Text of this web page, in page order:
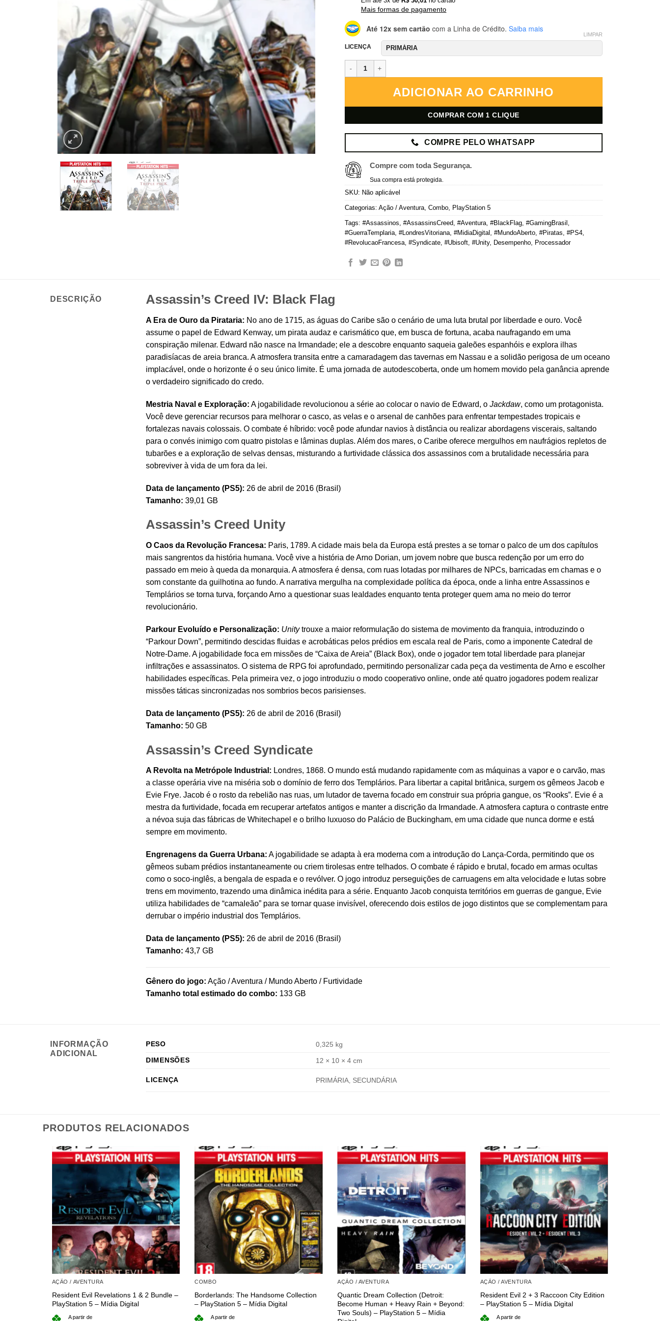
Mais formas de pagamento
Até 12x sem cartão com a Linha de Crédito. Saiba mais
LICENÇA
LIMPAR
Assassin’s Creed Triple Pack: Black Flag + Unity + Syndicate – PlayStation 5 – Mídia Digital quantidade
ADICIONAR AO CARRINHO
COMPRAR COM 1 CLIQUE
COMPRE PELO WHATSAPP
Compre com toda Segurança.
Sua compra está protegida.
SKU: Não aplicável
Categorias: Ação / Aventura Combo PlayStation 5
Tags: #Assassinos #AssassinsCreed #Aventura #BlackFlag #GamingBrasil
#GuerraTemplaria #LondresVitoriana #MidiaDigital #MundoAberto #Piratas #PS4
#RevolucaoFrancesa #Syndicate #Ubisoft #Unity, Desempenho Processador
DESCRIÇÃO Assassin’s Creed IV: Black Flag
A Era de Ouro da Pirataria: No ano de 1715, as águas do Caribe são o cenário de uma luta brutal por liberdade e ouro. Você
assume o papel de Edward Kenway, um pirata audaz e carismático que, em busca de fortuna, acaba naufragando em uma
conspiração milenar. Edward não nasce na Irmandade; ele a descobre enquanto saqueia galeões espanhóis e explora ilhas
paradisíacas de areia branca. A atmosfera transita entre a camaradagem das tavernas em Nassau e a solidão perigosa de um oceano
implacável, onde o horizonte é o seu único limite. É uma jornada de autodescoberta, onde um homem movido pela ganância aprende
o verdadeiro significado do credo.
Mestria Naval e Exploração: A jogabilidade revolucionou a série ao colocar o navio de Edward, o Jackdaw, como um protagonista.
Você deve gerenciar recursos para melhorar o casco, as velas e o arsenal de canhões para enfrentar tempestades tropicais e
fortalezas navais colossais. O combate é híbrido: você pode afundar navios à distância ou realizar abordagens viscerais, saltando
para o convés inimigo com quatro pistolas e lâminas duplas. Além dos mares, o Caribe oferece mergulhos em naufrágios repletos de
tubarões e a exploração de selvas densas, misturando a furtividade clássica dos assassinos com a brutalidade necessária para
sobreviver à vida de um fora da lei.
Data de lançamento (PS5): 26 de abril de 2016 (Brasil)
Tamanho: 39,01 GB
Assassin’s Creed Unity
O Caos da Revolução Francesa: Paris, 1789. A cidade mais bela da Europa está prestes a se tornar o palco de um dos capítulos
mais sangrentos da história humana. Você vive a história de Arno Dorian, um jovem nobre que busca redenção por um erro do
passado em meio à queda da monarquia. A atmosfera é densa, com ruas lotadas por milhares de NPCs, barricadas em chamas e o
som constante da guilhotina ao fundo. A narrativa mergulha na complexidade política da época, onde a linha entre Assassinos e
Templários se torna turva, forçando Arno a questionar suas lealdades enquanto tenta proteger quem ama no meio do terror
revolucionário.
Parkour Evoluído e Personalização: Unitytrouxe a maior reformulação do sistema de movimento da franquia, introduzindo o
“Parkour Down”, permitindo descidas fluidas e acrobáticas pelos prédios em escala real de Paris, como a imponente Catedral de
Notre-Dame. A jogabilidade foca em missões de “Caixa de Areia” (Black Box), onde o jogador tem total liberdade para planejar
infiltrações e assassinatos. O sistema de RPG foi aprofundado, permitindo personalizar cada peça da vestimenta de Arno e escolher
habilidades específicas. Pela primeira vez, o jogo introduziu o modo cooperativo online, onde até quatro jogadores podem realizar
missões táticas sincronizadas nos sombrios becos parisienses.
Data de lançamento (PS5): 26 de abril de 2016 (Brasil)
Tamanho: 50 GB
Assassin’s Creed Syndicate
A Revolta na Metrópole Industrial: Londres, 1868. O mundo está mudando rapidamente com as máquinas a vapor e o carvão, mas
a classe operária vive na miséria sob o domínio de ferro dos Templários. Para libertar a capital britânica, surgem os gêmeos Jacob e
Evie Frye. Jacob é o rosto da rebelião nas ruas, um lutador de taverna focado em construir sua própria gangue, os “Rooks”. Evie é a
mestra da furtividade, focada em recuperar artefatos antigos e manter a discrição da Irmandade. A atmosfera captura o contraste entre
a névoa suja das fábricas de Whitechapel e o brilho luxuoso do Palácio de Buckingham, em uma cidade que nunca dorme e está
sempre em movimento.
Engrenagens da Guerra Urbana: A jogabilidade se adapta à era moderna com a introdução do Lança-Corda, permitindo que os
gêmeos subam prédios instantaneamente ou criem tirolesas entre telhados. O combate é rápido e brutal, focado em armas ocultas
como o soco-inglês, a bengala de espada e o revólver. O jogo introduz perseguições de carruagens em alta velocidade e lutas sobre
trens em movimento, trazendo uma dinâmica inédita para a série. Enquanto Jacob conquista territórios em guerras de gangue, Evie
utiliza habilidades de “camaleão” para se tornar quase invisível, oferecendo dois estilos de jogo distintos que se complementam para
derrubar o império industrial dos Templários.
Data de lançamento (PS5): 26 de abril de 2016 (Brasil)
Tamanho: 43,7 GB
Gênero do jogo: Ação / Aventura / Mundo Aberto / Furtividade
Tamanho total estimado do combo: 133 GB
INFORMAÇÃO
ADICIONAL
PESO
0,325 kg
DIMENSÕES
12 × 10 × 4 cm
LICENÇA PRIMÁRIA, SECUNDÁRIA
PRODUTOS RELACIONADOS
AÇÃO / AVENTURA
Resident Evil Revelations 1 & 2 Bundle –
PlayStation 5 – Mídia Digital
A partir de
COMBO
Borderlands: The Handsome Collection
– PlayStation 5 – Mídia Digital
A partir de
AÇÃO / AVENTURA
Quantic Dream Collection (Detroit:
Become Human + Heavy Rain + Beyond:
Two Souls) – PlayStation 5 – Mídia
AÇÃO / AVENTURA
Resident Evil 2 + 3 Raccoon City Edition
– PlayStation 5 – Mídia Digital
A partir de